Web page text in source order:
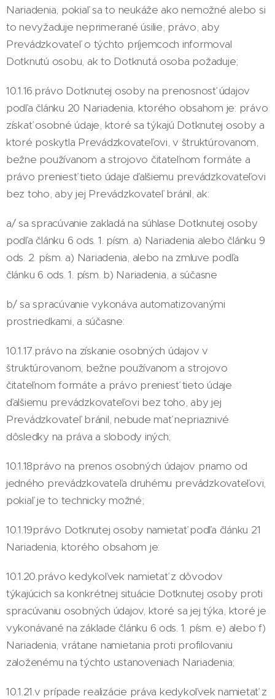
Nariadenia, pokiaľ sa to neukáže ako nemožné alebo si
to nevyžaduje neprimerané úsilie, právo, aby
Prevádzkovateľ o týchto príjemcoch informoval
Dotknutú osobu, ak to Dotknutá osoba požaduje;
10.1.16.právo Dotknutej osoby na prenosnosť údajov
podľa článku 20 Nariadenia, ktorého obsahom je: právo
získať osobné údaje, ktoré sa týkajú Dotknutej osoby a
ktoré poskytla Prevádzkovateľovi, v štruktúrovanom,
bežne používanom a strojovo čitateľnom formáte a
právo preniesť tieto údaje ďalšiemu prevádzkovateľovi
bez toho, aby jej Prevádzkovateľ bránil, ak:
a/ sa spracúvanie zakladá na súhlase Dotknutej osoby
podľa článku 6 ods. 1. písm. a) Nariadenia alebo článku 9
ods. 2. písm. a) Nariadenia, alebo na zmluve podľa
článku 6 ods. 1. písm. b) Nariadenia, a súčasne
b/ sa spracúvanie vykonáva automatizovanými
prostriedkami, a súčasne:
10.1.17.právo na získanie osobných údajov v
štruktúrovanom, bežne používanom a strojovo
čitateľnom formáte a právo preniesť tieto údaje
ďalšiemu prevádzkovateľovi bez toho, aby jej
Prevádzkovateľ bránil, nebude mať nepriaznivé
dôsledky na práva a slobody iných;
10.1.18právo na prenos osobných údajov priamo od
jedného prevádzkovateľa druhému prevádzkovateľovi,
pokiaľ je to technicky možné;
10.1.19právo Dotknutej osoby namietať podľa článku 21
Nariadenia, ktorého obsahom je:
10.1.20.právo kedykoľvek namietať z dôvodov
týkajúcich sa konkrétnej situácie Dotknutej osoby proti
spracúvaniu osobných údajov, ktoré sa jej týka, ktoré je
vykonávané na základe článku 6 ods. 1. písm. e) alebo f)
Nariadenia, vrátane namietania proti profilovaniu
založenému na týchto ustanoveniach Nariadenia;
10.1.21.v prípade realizácie práva kedykoľvek namietať z